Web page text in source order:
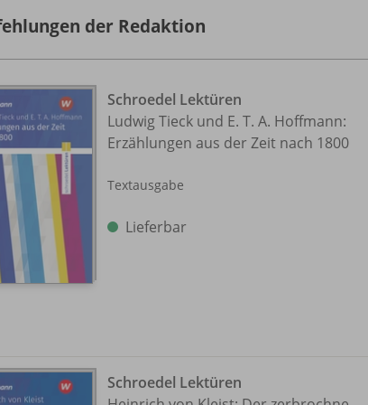
der Redaktion
Schroedel Lektüren
Ludwig Tieck und E. T. A. Hoffmann:
Erzählungen aus der Zeit nach 1800
Textausgabe
Lieferbar
Schroedel Lektüren